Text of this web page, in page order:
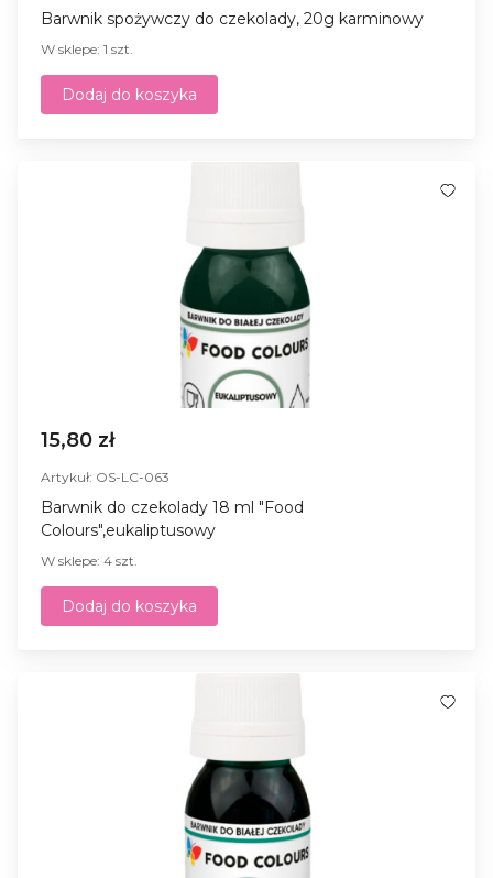
Barwnik spożywczy do czekolady, 20g karminowy
W sklepe: 1 szt.
Dodaj do koszyka
15,80 zł
Artykuł: OS-LC-063
Barwnik do czekolady 18 ml "Food
Colours",eukaliptusowy
W sklepe: 4 szt.
Dodaj do koszyka